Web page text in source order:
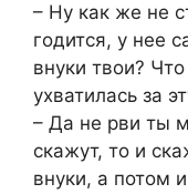
– Ну как же не
годится, у нее
внуки твои?
ухватилась за
– Да не рви ты
скажут, то и
внуки, а потом